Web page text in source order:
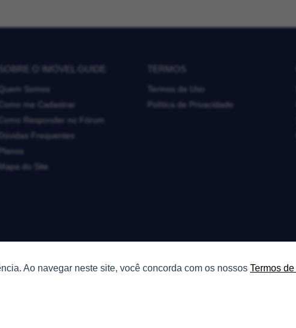
Ao navegar neste site, você concorda com os nossos Termos
SOBRE O IMÓVEL GUIDE
Quem Somos
Como me Cadastrar
Como Responder no Fórum
Dúvidas Frequentes
Planos
Mapa do Site
TERMOS
Termos de Uso
Política de Privacidade